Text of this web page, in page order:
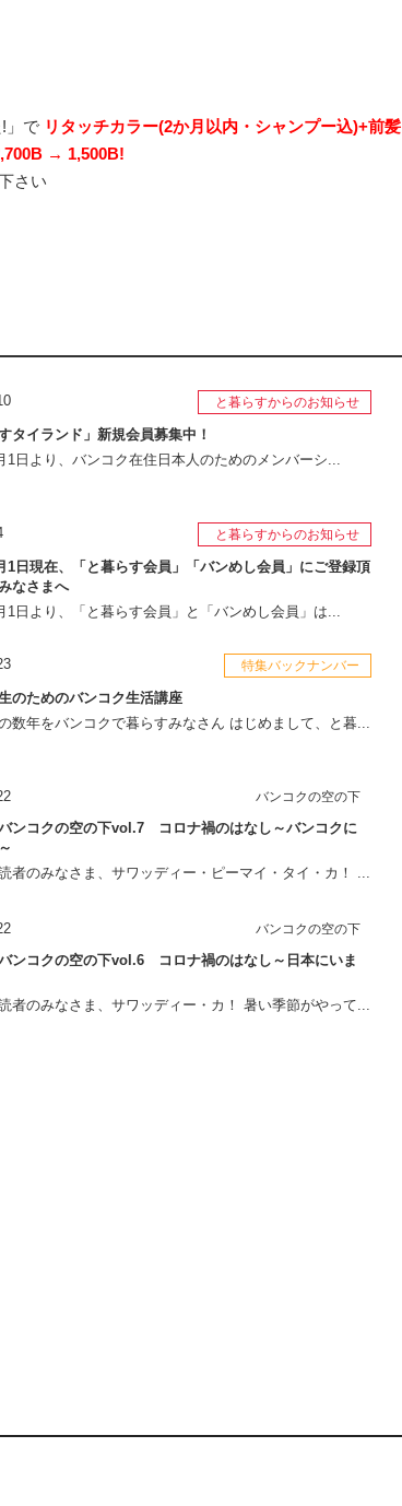
」で リタッチカラー(2か月以内・シャンプー込)+前髪
→ 1,500B!
さい
と暮らすからのお知らせ
タイランド」新規会員募集中！
1日より、バンコク在住日本人のためのメンバーシ...
と暮らすからのお知らせ
1日現在、「と暮らす会員」「バンめし会員」にご登録頂
なさまへ
1日より、「と暮らす会員」と「バンめし会員」は...
特集バックナンバー
のためのバンコク生活講座
数年をバンコクで暮らすみなさん はじめまして、と暮...
バンコクの空の下
バンコクの空の下vol.7 コロナ禍のはなし～バンコクに
者のみなさま、サワッディー・ピーマイ・タイ・カ！ ...
バンコクの空の下
バンコクの空の下vol.6 コロナ禍のはなし～日本にいま
者のみなさま、サワッディー・カ！ 暑い季節がやって...